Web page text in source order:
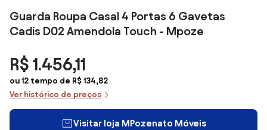
Guarda Roupa Casal 4 Portas 6 Gavetas
Cadis D02 Amendola Touch - Mpoze
R$ 1.456,11
ou 12 tempo de R$ 134,82
Ver histórico de preços
Visitar loja MPozenato Móveis